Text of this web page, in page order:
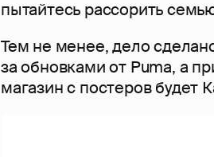
пытайтесь рассорить
Тем не менее, дело
за обновками от Puma, а
магазин с постеров будет